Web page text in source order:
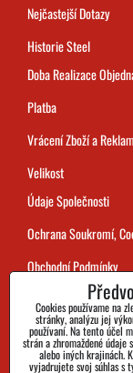
Nejčastejší Dotazy
Historie Steel
Doba Realizace
Platba
Vrácení Zboží a
Velikost
Údaje Společnosti
Ochrana Soukromí,
Obchodní Podmínky
Sledování Zásilek
Cookies používame na
stránky, analýzu jej
používaní. Na tento účel
strán a zhromaždené údaje
alebo iných krajinách.
vyjadrujete svoj súhlas s